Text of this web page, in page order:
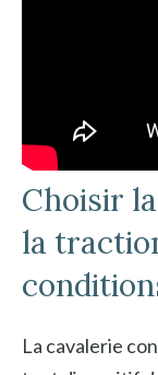
Choisir
la
La cavalerie